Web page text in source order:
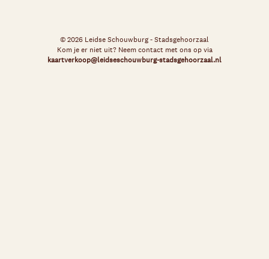
© 2026 Leidse Schouwburg - Stadsgehoorzaal
Kom je er niet uit? Neem contact met ons op via
kaartverkoop@leidseschouwburg-stadsgehoorzaal.nl